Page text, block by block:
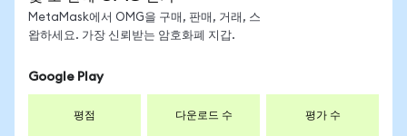
MetaMask에서 OMG을 구매, 판매, 거래, 스
왑하세요. 가장 신뢰받는 암호화폐 지갑.
Google Play
평점 다운로드 수 평가 수